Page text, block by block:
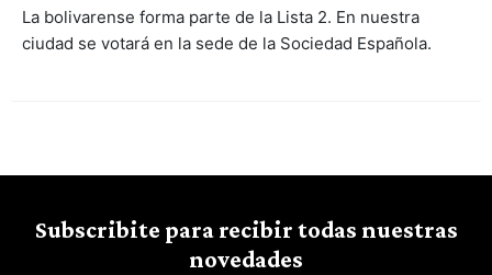
La bolivarense forma parte de la Lista 2. En nuestra
ciudad se votará en la sede de la Sociedad Española.
Subscribite para recibir todas nuestras
novedades